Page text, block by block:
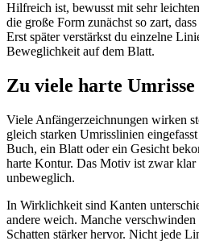
Hilfreich ist, bewusst mit sehr
die große Form zunächst so zart,
Erst später verstärkst du einzelne
Beweglichkeit auf dem Blatt.
Zu viele harte Umrisse
Viele Anfängerzeichnungen wirken
gleich starken Umrisslinien
Buch, ein Blatt oder ein Gesicht
harte Kontur. Das Motiv ist zwar
unbeweglich.
In Wirklichkeit sind Kanten
andere weich. Manche
Schatten stärker hervor. Nicht jede